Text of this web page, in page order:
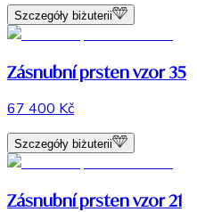
Szczegóły biżuterii
Zásnubní prsten vzor 35
67 400 Kč
Szczegóły biżuterii
Zásnubní prsten vzor 21